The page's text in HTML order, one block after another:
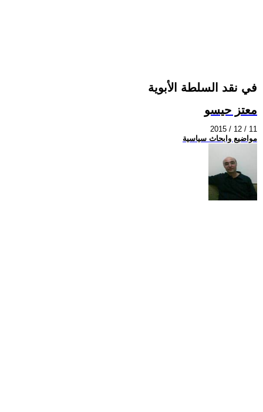
في نقد السلطة الأبوية
معتز حيسو
2015 / 12 / 11
مواضيع وابحاث سياسية